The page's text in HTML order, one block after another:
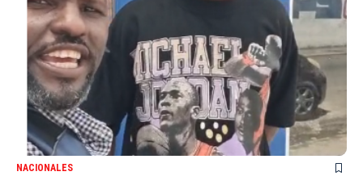
NACIONALES